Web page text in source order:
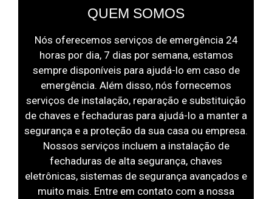
QUEM SOMOS
Nós oferecemos serviços de emergência 24
horas por dia, 7 dias por semana, estamos
sempre disponíveis para ajudá-lo em caso de
emergência. Além disso, nós fornecemos
serviços de instalação, reparação e substituição
de chaves e fechaduras para ajudá-lo a manter a
segurança e a proteção da sua casa ou empresa.
Nossos serviços incluem a instalação de
fechaduras de alta segurança, chaves
eletrônicas, sistemas de segurança avançados e
muito mais. Entre em contato com a nossa